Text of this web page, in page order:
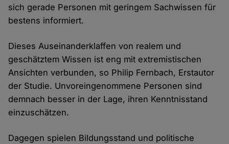
sich gerade Personen mit geringem Sachwissen für
bestens informiert.
Dieses Auseinanderklaffen von realem und
geschätztem Wissen ist eng mit extremistischen
Ansichten verbunden, so Philip Fernbach, Erstautor
der Studie. Unvoreingenommene Personen sind
demnach besser in der Lage, ihren Kenntnisstand
einzuschätzen.
Dagegen spielen Bildungsstand und politische